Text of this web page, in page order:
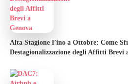
Alta Stagione Fino a Ottobre: Come
Destagionalizzazione degli Affitti Brevi